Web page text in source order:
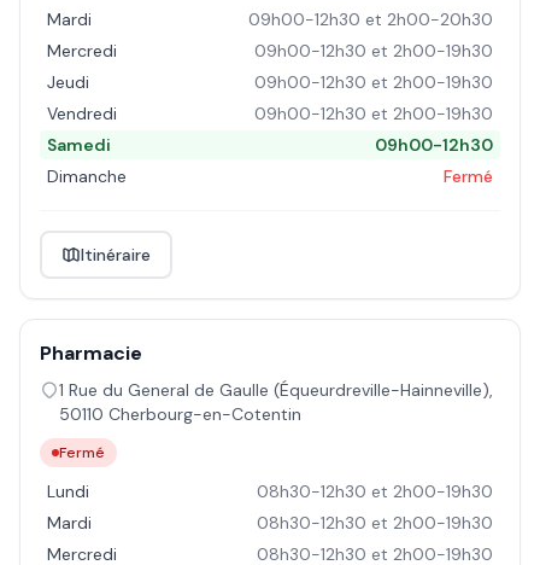
Mardi
09h00-12h30 et 2h00-20h30
Mercredi
09h00-12h30 et 2h00-19h30
Jeudi
09h00-12h30 et 2h00-19h30
Vendredi
09h00-12h30 et 2h00-19h30
Samedi
09h00-12h30
Dimanche
Fermé
Itinéraire
Pharmacie
1 Rue du General de Gaulle (Équeurdreville-Hainneville),
50110 Cherbourg-en-Cotentin
Fermé
Lundi
08h30-12h30 et 2h00-19h30
Mardi
08h30-12h30 et 2h00-19h30
Mercredi
08h30-12h30 et 2h00-19h30